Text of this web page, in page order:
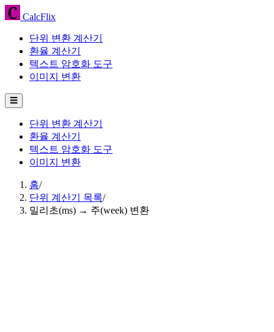
CalcFlix
단위 변환 계산기
환율 계산기
텍스트 암호화 도구
이미지 변환
☰
단위 변환 계산기
환율 계산기
텍스트 암호화 도구
이미지 변환
홈/
단위 계산기 목록/
밀리초(ms) → 주(week) 변환